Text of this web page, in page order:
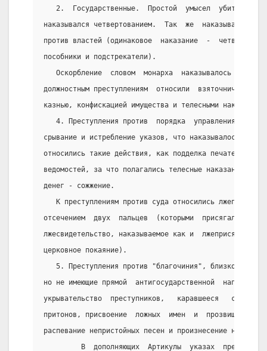
2.  Государственные.  Простой  умысел  убить  или
наказывался четвертованием.  Так  же  наказывалось
против властей (одинаковое  наказание  -
пособники и подстрекатели).
Оскорбление  словом  монарха  наказывалось
должностным преступлениям  относили  взяточничество,
казнью, конфискацией имущества и телесными
4. Преступления против  порядка  управления  и
срывание и истребление указов, что наказывалось
относились такие действия, как подделка печатей,
ведомостей, за что полагались телесные наказания и
денег - сожжение.
К преступлениям против суда относились
отсечением  двух  пальцев  (которыми  присягали)  и
лжесвидетельство, наказываемое как и  лжеприсяга
церковное покаяние).
5. Преступления против "благочиния", близко
но не имеющие прямой  антигосударственной
укрывательство  преступников,   каравшееся
притонов, присвоение  ложных  имен  и  прозвищ  с
распевание непристойных песен и произнесение
В  дополняющих  Артикулы  указах